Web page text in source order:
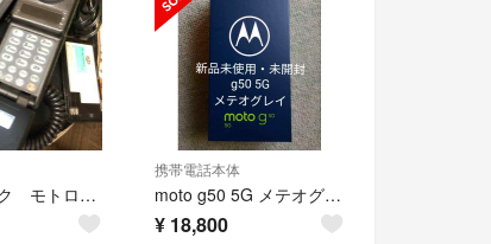
中古ジャンク モトローラMOTOROLA HP-501
携帯電話本体
moto g50 5G メテオグレイ 新品 未開封
¥ 18,800